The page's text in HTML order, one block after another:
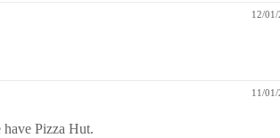
12/
11/
have Pizza Hut.